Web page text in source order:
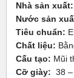
Nhà sản xuất:
Nước sản
Tiêu chuẩn:
Chất liệu:
Cấu tạo: Mũi
Cỡ giày: 38